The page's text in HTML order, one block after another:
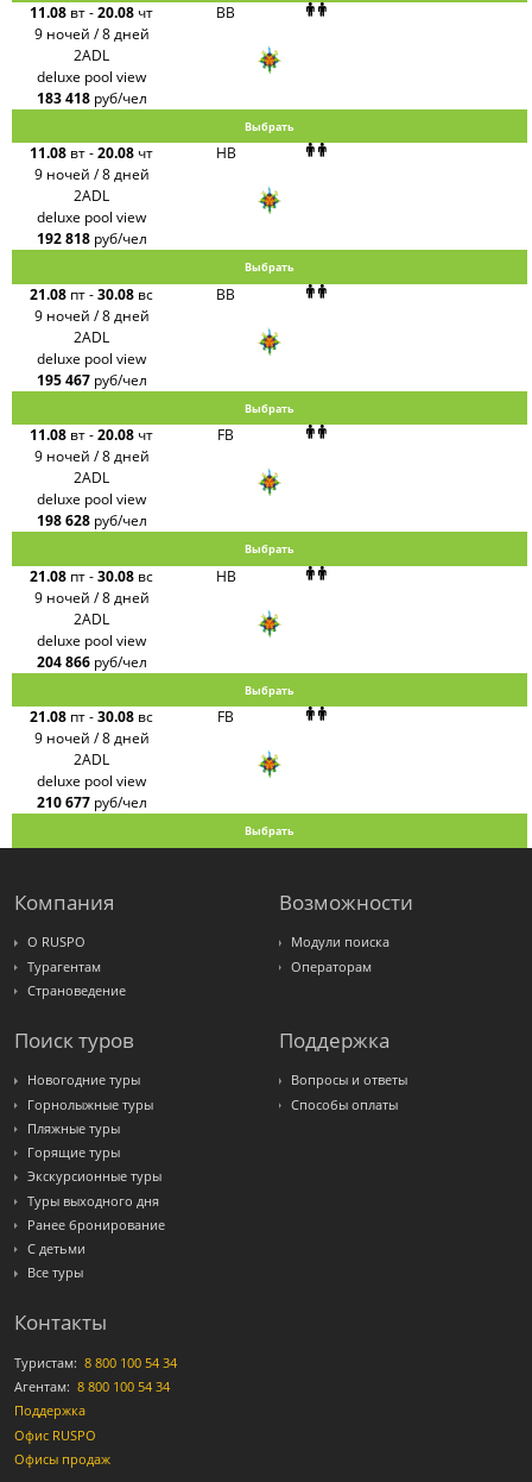
11.08 вт-20.08 чт
9 ночей / 8 дней
BB
2ADL
deluxe pool view
183 418 руб/чел
Выбрать
11.08 вт-20.08 чт
9 ночей / 8 дней
HB
2ADL
deluxe pool view
192 818 руб/чел
Выбрать
21.08 пт-30.08 вс
9 ночей / 8 дней
BB
2ADL
deluxe pool view
195 467 руб/чел
Выбрать
11.08 вт-20.08 чт
9 ночей / 8 дней
FB
2ADL
deluxe pool view
198 628 руб/чел
Выбрать
21.08 пт-30.08 вс
9 ночей / 8 дней
HB
2ADL
deluxe pool view
204 866 руб/чел
Выбрать
21.08 пт-30.08 вс
9 ночей / 8 дней
FB
2ADL
deluxe pool view
210 677 руб/чел
Выбрать
Компания
О RUSPO
Турагентам
Страноведение
Возможности
Модули поиска
Операторам
Поиск туров
Новогодние туры
Горнолыжные туры
Пляжные туры
Горящие туры
Экскурсионные туры
Туры выходного дня
Ранее бронирование
С детьми
Все туры
Поддержка
Вопросы и ответы
Способы оплаты
Контакты
Туристам: 8 800 100 54 34
Агентам: 8 800 100 54 34
Поддержка
Офис RUSPO
Офисы продаж